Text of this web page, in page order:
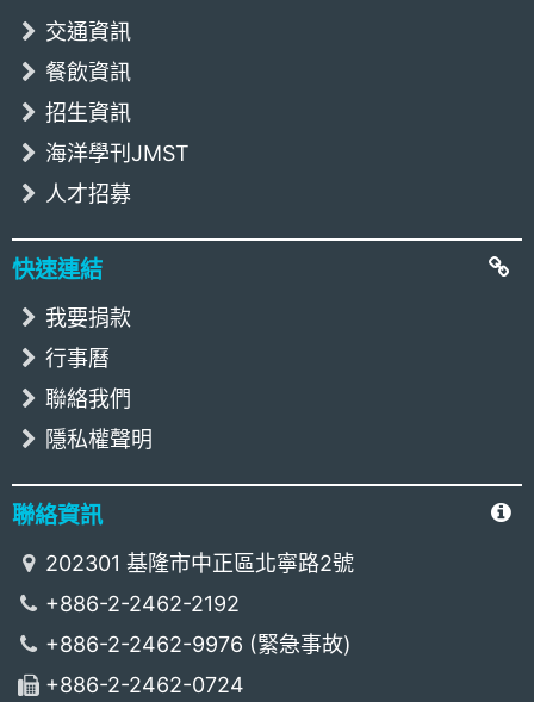
交通資訊
餐飲資訊
招生資訊
海洋學刊JMST
人才招募
快速連結
我要捐款
行事曆
聯絡我們
隱私權聲明
聯絡資訊
202301 基隆市中正區北寧路2號
+886-2-2462-2192
+886-2-2462-9976 (緊急事故)
+886-2-2462-0724